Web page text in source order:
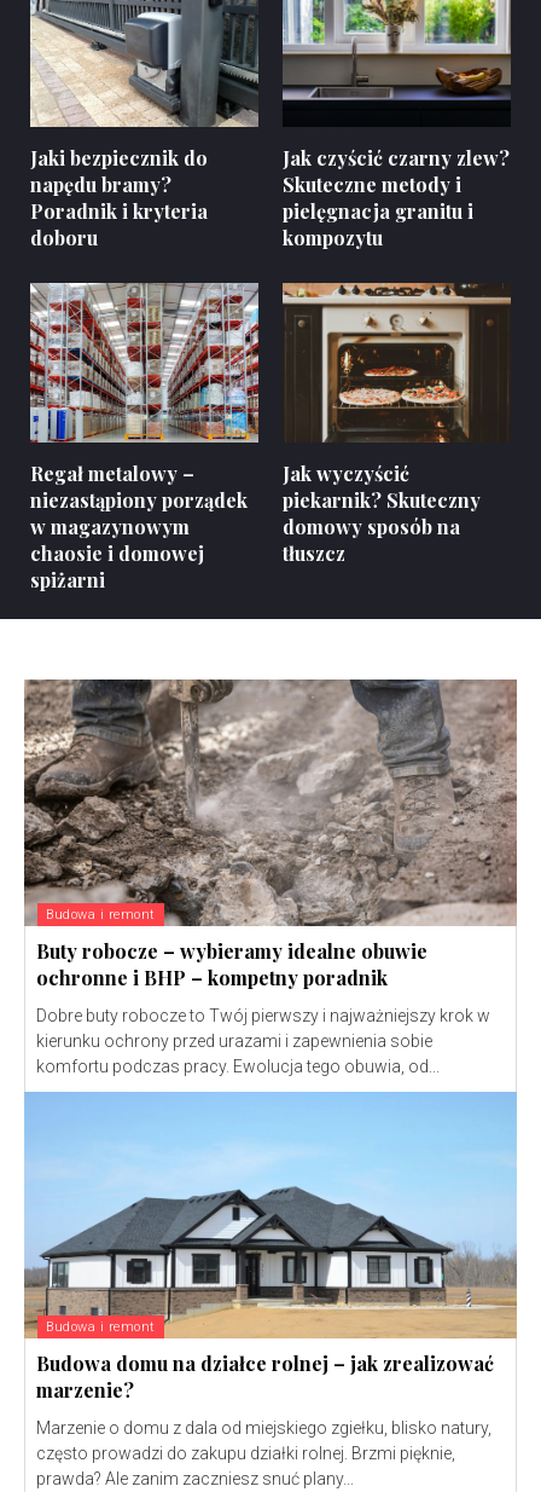
Jaki bezpiecznik do
napędu bramy?
Poradnik i kryteria
doboru
Jak czyścić czarny zlew?
Skuteczne metody i
pielęgnacja granitu i
kompozytu
Regał metalowy –
niezastąpiony porządek
w magazynowym
chaosie i domowej
spiżarni
Jak wyczyścić
piekarnik? Skuteczny
domowy sposób na
tłuszcz
Budowa i remont
Buty robocze – wybieramy idealne obuwie
ochronne i BHP – kompetny poradnik
Dobre buty robocze to Twój pierwszy i najważniejszy krok w
kierunku ochrony przed urazami i zapewnienia sobie
komfortu podczas pracy. Ewolucja tego obuwia, od...
Budowa i remont
Budowa domu na działce rolnej – jak zrealizować
marzenie?
Marzenie o domu z dala od miejskiego zgiełku, blisko natury,
często prowadzi do zakupu działki rolnej. Brzmi pięknie,
prawda? Ale zanim zaczniesz snuć plany...